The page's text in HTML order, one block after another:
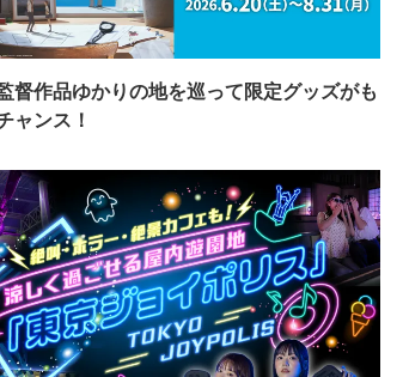
督作品ゆかりの地を巡って限定グッズがも
ャンス！